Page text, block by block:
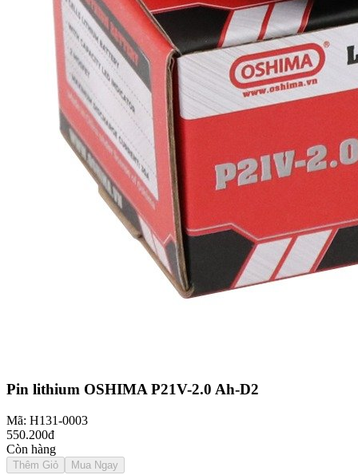
Pin lithium OSHIMA P21V-2.0 Ah-D2
Mã: H131-0003
550.200đ
Còn hàng
Thêm Giỏ Mua Ngay